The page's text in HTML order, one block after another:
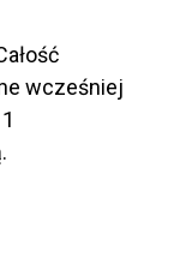
wcześniej